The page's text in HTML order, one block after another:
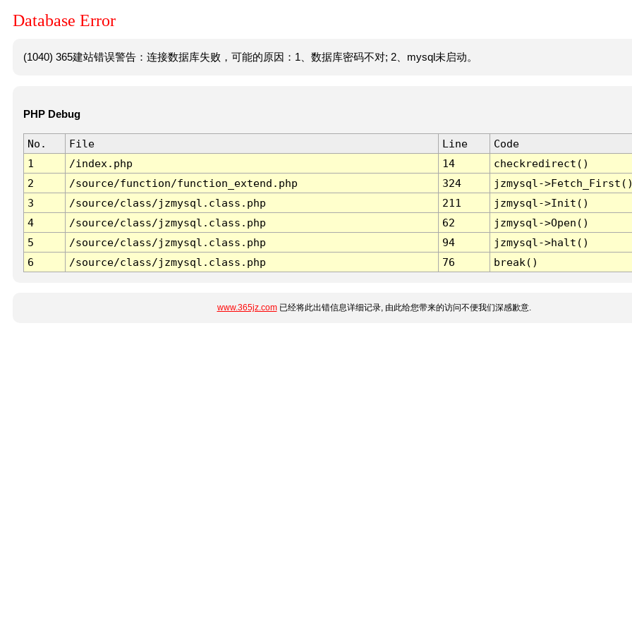
Database Error
(1040) 365建站错误警告：连接数据库失败，可能的原因：1、数据库密码不对; 2、mysql未启动。
PHP Debug
No. File Line
Code
1
/index.php 14
checkredirect()
2
/source/function/function_extend.php 324
jzmysql-
3
/source/class/jzmysql.class.php 211
jzmysql->Init()
4
/source/class/jzmysql.class.php 62
jzmysql->Open()
5
/source/class/jzmysql.class.php 94
jzmysql->halt()
6
/source/class/jzmysql.class.php 76 break()
www.365jz.com已经将此出错信息详细记录, 由此给您带来的访问不便我们深感歉意.